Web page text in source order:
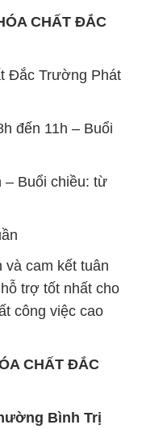
CHẤT ĐẮC
Đắc Trường Phát
đến 11h – Buổi
– Buổi chiều: từ
và cam kết tuân
trợ tốt nhất cho
công việc cao
CHẤT ĐẮC
Bình Trị